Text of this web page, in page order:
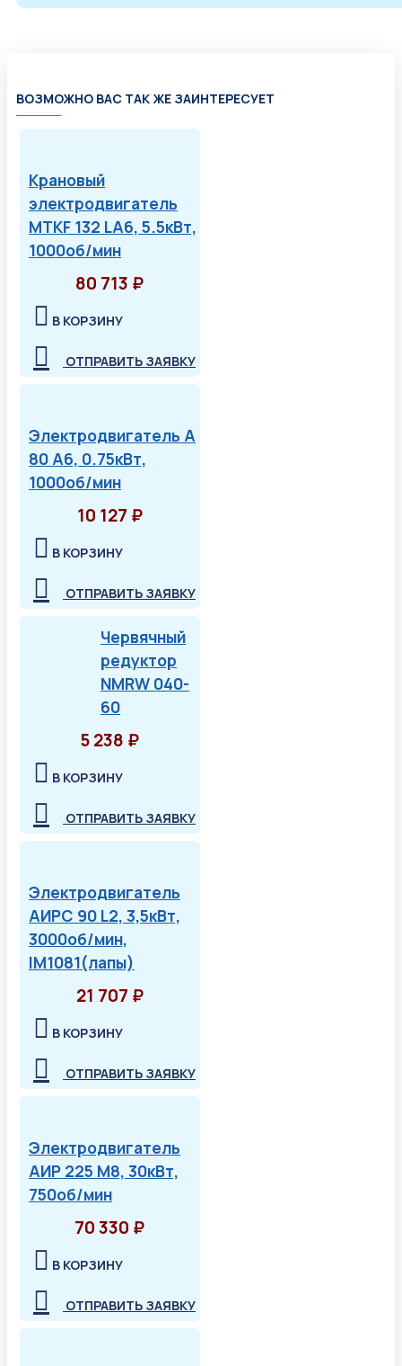
ВОЗМОЖНО ВАС ТАК ЖЕ ЗАИНТЕРЕСУЕТ
Крановый
электродвигатель
MTKF 132 LA6, 5.5кВт,
1000об/мин
80 713 ₽
В КОРЗИНУ
ОТПРАВИТЬ ЗАЯВКУ
Электродвигатель А
80 А6, 0.75кВт,
1000об/мин
10 127 ₽
В КОРЗИНУ
ОТПРАВИТЬ ЗАЯВКУ
Червячный
редуктор
NMRW 040-
60
5 238 ₽
В КОРЗИНУ
ОТПРАВИТЬ ЗАЯВКУ
Электродвигатель
АИРС 90 L2, 3,5кВт,
3000об/мин,
IM1081(лапы)
21 707 ₽
В КОРЗИНУ
ОТПРАВИТЬ ЗАЯВКУ
Электродвигатель
АИР 225 М8, 30кВт,
750об/мин
70 330 ₽
В КОРЗИНУ
ОТПРАВИТЬ ЗАЯВКУ